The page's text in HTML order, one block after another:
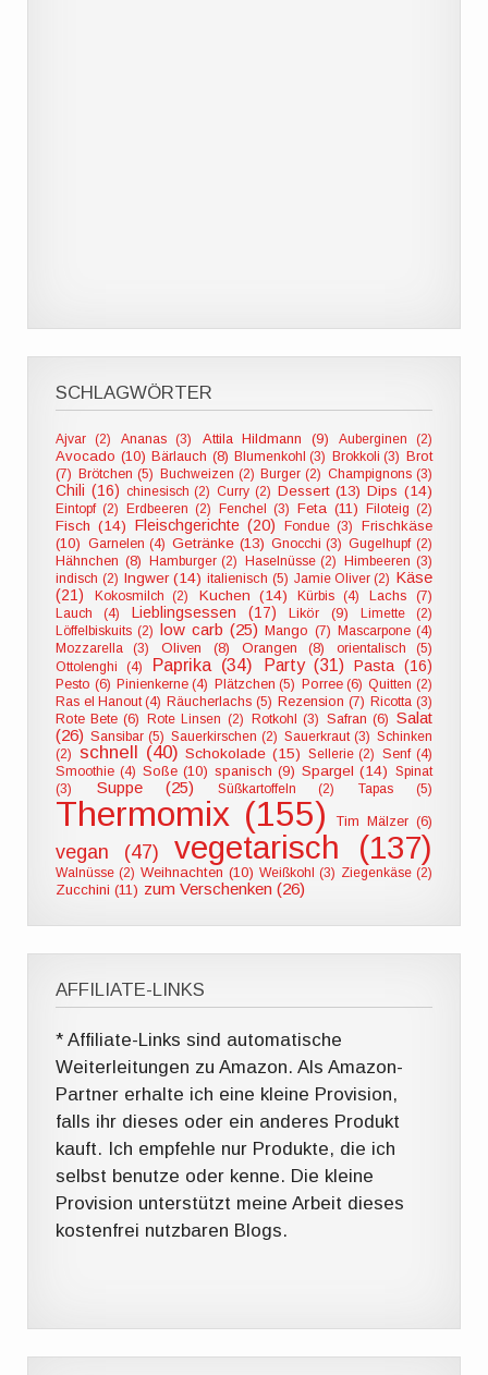
SCHLAGWÖRTER
Ajvar (2) Ananas (3) Attila Hildmann (9) Auberginen (2)
Avocado (10) Bärlauch (8) Blumenkohl (3) Brokkoli (3) Brot
(7) Brötchen (5) Buchweizen (2) Burger (2) Champignons (3)
Chili (16) chinesisch (2) Curry (2) Dessert (13) Dips (14)
Eintopf (2) Erdbeeren (2) Fenchel (3) Feta (11) Filoteig (2)
Fisch (14) Fleischgerichte (20) Fondue (3)
Frischkäse
(10) Garnelen (4) Getränke (13) Gnocchi (3) Gugelhupf (2)
Hähnchen (8) Hamburger (2) Haselnüsse (2) Himbeeren (3)
indisch (2) Ingwer (14) italienisch (5) Jamie Oliver (2) Käse
(21)
Kokosmilch (2) Kuchen (14) Kürbis (4)
Lachs (7)
Lauch (4)
Lieblingsessen (17) Likör (9)
Limette (2)
Löffelbiskuits (2) low carb (25) Mango (7) Mascarpone (4)
Mozzarella (3)
Oliven (8) Orangen (8)
orientalisch (5)
Ottolenghi (4)
Paprika (34) Party (31) Pasta (16)
Pesto (6) Pinienkerne (4) Plätzchen (5) Porree (6) Quitten (2)
Ras el Hanout (4) Räucherlachs (5) Rezension (7) Ricotta (3)
Rote Bete (6)
Rote Linsen (2) Rotkohl (3) Safran (6) Salat
(26) Sansibar (5) Sauerkirschen (2) Sauerkraut (3) Schinken
(2)
schnell (40) Schokolade (15) Sellerie (2) Senf (4)
Smoothie (4) Soße (10) spanisch (9) Spargel (14) Spinat
(3)
Suppe (25) Süßkartoffeln (2) Tapas (5)
Thermomix (155) Tim Mälzer (6)
vegan (47) vegetarisch (137)
Walnüsse (2) Weihnachten (10) Weißkohl (3) Ziegenkäse (2)
Zucchini (11) zum Verschenken (26)
AFFILIATE-LINKS
* Affiliate-Links sind automatische
Weiterleitungen zu Amazon. Als Amazon-
Partner erhalte ich eine kleine Provision,
falls ihr dieses oder ein anderes Produkt
kauft. Ich empfehle nur Produkte, die ich
selbst benutze oder kenne. Die kleine
Provision unterstützt meine Arbeit dieses
kostenfrei nutzbaren Blogs.